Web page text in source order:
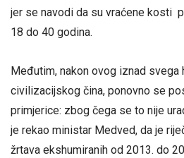
jer se navodi da su vraćene kosti
18 do 40 godina.
Međutim, nakon ovog iznad svega
civilizacijskog čina, ponovno se
primjerice: zbog čega se to nije
je rekao ministar Medved, da je
žrtava ekshumiranih od 2013. do